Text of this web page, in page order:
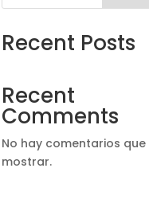
Recent Posts
Recent
Comments
No hay comentarios que
mostrar.